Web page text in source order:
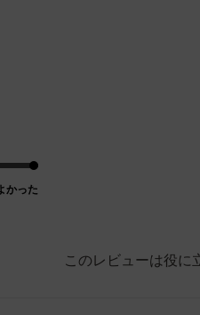
かった
このレビューは役に